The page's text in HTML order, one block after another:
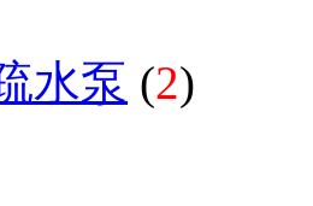
水泵 (2)